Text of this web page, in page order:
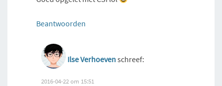
Beantwoorden
Ilse Verhoevenschreef:
2016-04-22 om 15:51